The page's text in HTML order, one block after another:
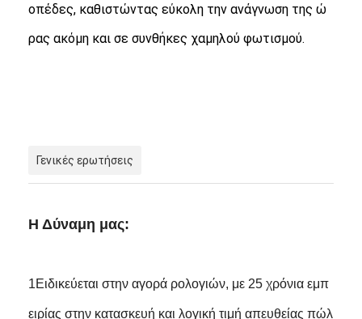
οπέδες, καθιστώντας εύκολη την ανάγνωση της ώ
ρας ακόμη και σε συνθήκες χαμηλού φωτισμού.
Γενικές ερωτήσεις
Η Δύναμη μας:
1Ειδικεύεται στην αγορά ρολογιών, με 25 χρόνια εμπ
ειρίας στην κατασκευή και λογική τιμή απευθείας πώλ